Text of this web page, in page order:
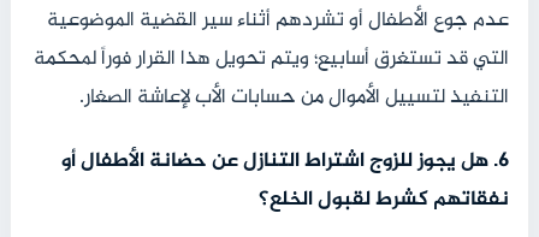
عدم جوع الأطفال أو تشردهم أثناء سير القضية الموضوعية
التي قد تستغرق أسابيع؛ ويتم تحويل هذا القرار فوراً لمحكمة
التنفيذ لتسييل الأموال من حسابات الأب لإعاشة الصغار.
6. هل يجوز للزوج اشتراط التنازل عن حضانة الأطفال أو
نفقاتهم كشرط لقبول الخلع؟